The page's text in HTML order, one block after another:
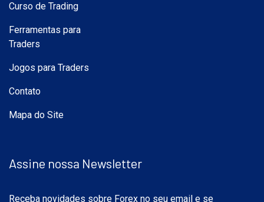
Curso de Trading
Ferramentas para
Traders
Jogos para Traders
Contato
Mapa do Site
Assine nossa Newsletter
Receba novidades sobre Forex no seu email e se